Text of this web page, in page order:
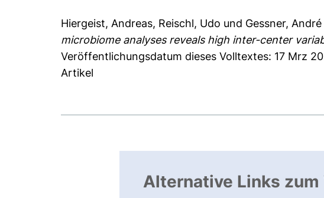
Hiergeist, Andreas, Reischl, Udo und Gessner, André
microbiome analyses reveals high inter-center
Veröffentlichungsdatum dieses Volltextes: 17 Mrz
Artikel
Alternative Links